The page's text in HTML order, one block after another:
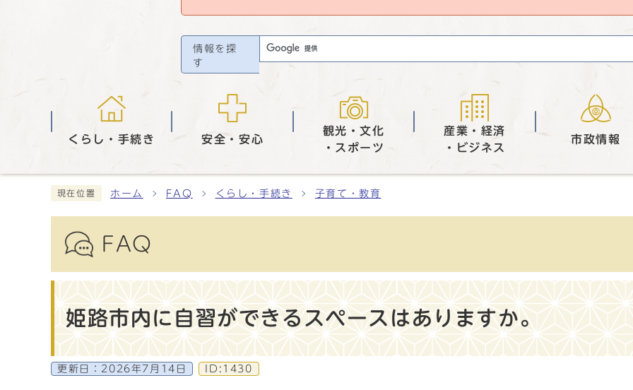
情報を探
す
くらし・手続き 安全・安心
観光・文化
・スポーツ
産業・経済
・ビジネス
市政情報
現在位置 ホーム FAQ くらし・手続き 子育て・教育
FAQ
姫路市内に自習ができるスペースはありますか。
更新日： 2026年7月14日 ID:1430